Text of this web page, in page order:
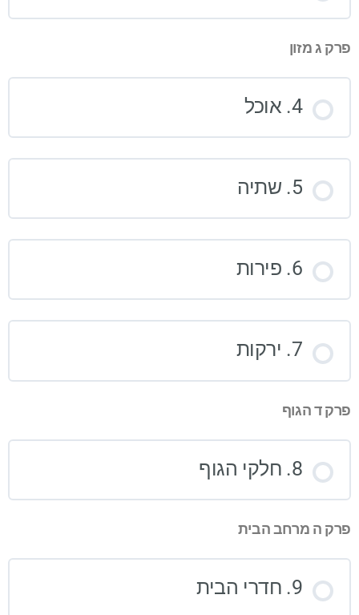
פרק ג מזון
4. אוכל
5. שתיה
6. פירות
7. ירקות
פרק ד הגוף
8. חלקי הגוף
פרק ה מרחב הבית
9. חדרי הבית